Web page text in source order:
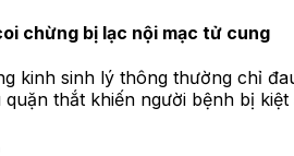
chừng bị lạc nội mạc tử cung
kinh sinh lý thông thường chỉ
thắt khiến người bệnh bị